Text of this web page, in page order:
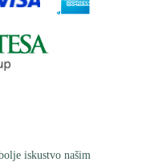
iskustvo našim